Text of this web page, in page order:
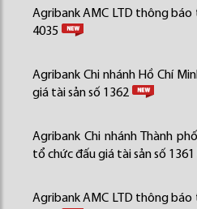
Agribank AMC LTD thông báo
4035
Agribank Chi nhánh Hồ Chí
giá tài sản số 1362
Agribank Chi nhánh Thành
tổ chức đấu giá tài sản số 1361
Agribank AMC LTD thông báo